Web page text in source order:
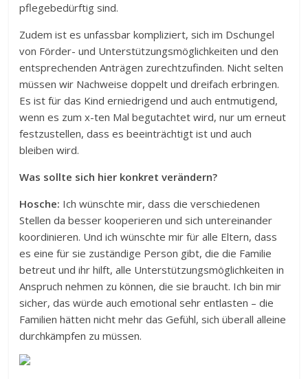
pflegebedürftig sind.
Zudem ist es unfassbar kompliziert, sich im Dschungel
von Förder- und Unterstützungsmöglichkeiten und den
entsprechenden Anträgen zurechtzufinden. Nicht selten
müssen wir Nachweise doppelt und dreifach erbringen.
Es ist für das Kind erniedrigend und auch entmutigend,
wenn es zum x-ten Mal begutachtet wird, nur um erneut
festzustellen, dass es beeinträchtigt ist und auch
bleiben wird.
Was sollte sich hier konkret verändern?
Hosche: Ich wünschte mir, dass die verschiedenen
Stellen da besser kooperieren und sich untereinander
koordinieren. Und ich wünschte mir für alle Eltern, dass
es eine für sie zuständige Person gibt, die die Familie
betreut und ihr hilft, alle Unterstützungsmöglichkeiten in
Anspruch nehmen zu können, die sie braucht. Ich bin mir
sicher, das würde auch emotional sehr entlasten – die
Familien hätten nicht mehr das Gefühl, sich überall alleine
durchkämpfen zu müssen.